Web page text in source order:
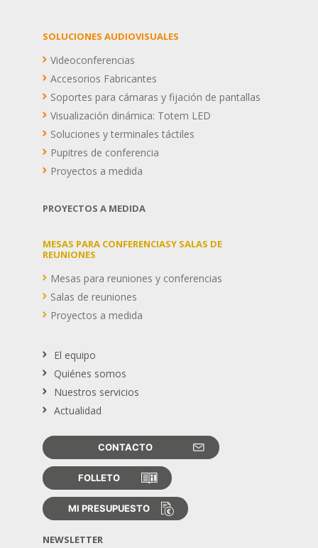
SOLUCIONES AUDIOVISUALES
Videoconferencias
Accesorios Fabricantes
Soportes para cámaras y fijación de pantallas
Visualización dinámica: Totem LED
Soluciones y terminales táctiles
Pupitres de conferencia
Proyectos a medida
PROYECTOS A MEDIDA
MESAS PARA CONFERENCIASY SALAS DE
REUNIONES
Mesas para reuniones y conferencias
Salas de reuniones
Proyectos a medida
NEWSLETTER
El equipo
Quiénes somos
Nuestros servicios
Actualidad
CONTACTO
FOLLETO
MI PRESUPUESTO